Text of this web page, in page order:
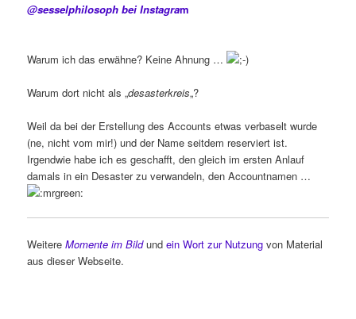
@sesselphilosoph bei Instagram
Warum ich das erwähne? Keine Ahnung …
Warum dort nicht als „desasterkreis„?
Weil da bei der Erstellung des Accounts etwas verbaselt wurde
(ne, nicht vom mir!) und der Name seitdem reserviert ist.
Irgendwie habe ich es geschafft, den gleich im ersten Anlauf
damals in ein Desaster zu verwandeln, den Accountnamen …
WeitereMomente im Bildundein Wort zur Nutzung von Material
aus dieser Webseite.